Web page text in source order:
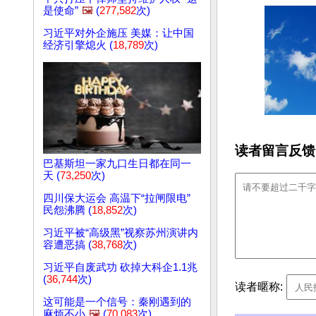
是使命” 🖼️ (277,582次)
习近平对外企施压 美媒：让中国
经济引擎熄火 (18,789次)
巴基斯坦一家九口生日都在同一
天 (73,250次)
四川保大运会 高温下“拉闸限电”
民怨沸腾 (18,852次)
习近平被“高级黑”视察苏州演讲内
容遭恶搞 (38,768次)
习近平自废武功 砍掉大科企1.1兆
(36,744次)
这可能是一个信号：秦刚遇到的
读者留言反
读者暱称: